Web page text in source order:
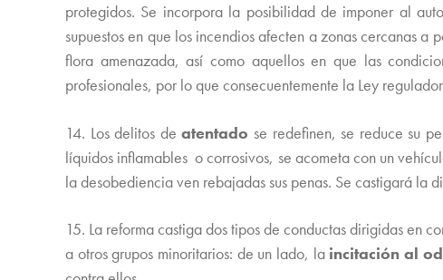
protegidos. Se incorpora la posibilidad de imponer al
supuestos en que los incendios afecten a zonas cercanas
flora amenazada, así como aquellos en que las
profesionales, por lo que consecuentemente la Ley
14. Los delitos deatentado se redefinen, se reduce su
líquidos inflamables o corrosivos, se acometa con un
la desobediencia ven rebajadas sus penas. Se castigará la
15. La reforma castiga dos tipos de conductas dirigidas en
a otros grupos minoritarios: de un lado, la incitación al